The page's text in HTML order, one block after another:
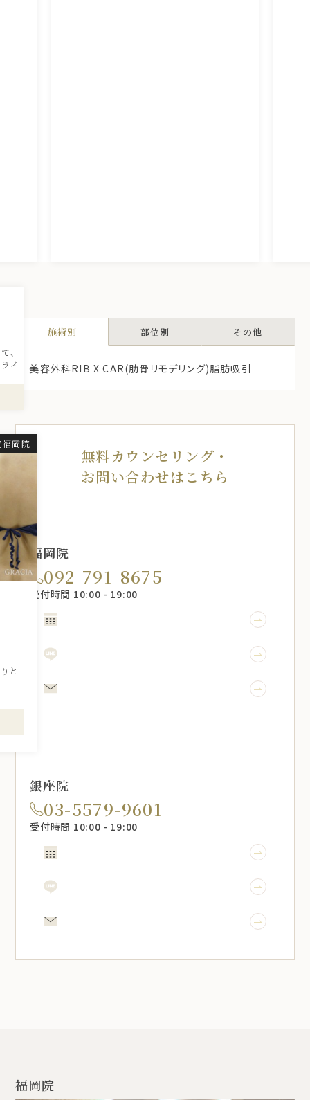
、
イ
岡院
と
施術別 部位別 その他
美容外科RIB X CAR(肋骨リモデリング)脂肪吸引
無料カウンセリング・
お問い合わせはこちら
福岡院
092-791-8675
受付時間 10:00 - 19:00
銀座院
03-5579-9601
受付時間 10:00 - 19:00
福岡院